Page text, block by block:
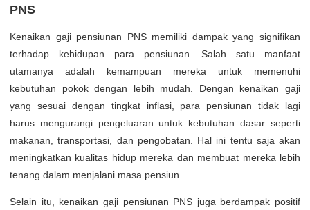
PNS
Kenaikan gaji pensiunan PNS memiliki dampak yang signifikan
terhadap kehidupan para pensiunan. Salah satu manfaat
utamanya adalah kemampuan mereka untuk memenuhi
kebutuhan pokok dengan lebih mudah. Dengan kenaikan gaji
yang sesuai dengan tingkat inflasi, para pensiunan tidak lagi
harus mengurangi pengeluaran untuk kebutuhan dasar seperti
makanan, transportasi, dan pengobatan. Hal ini tentu saja akan
meningkatkan kualitas hidup mereka dan membuat mereka lebih
tenang dalam menjalani masa pensiun.
Selain itu, kenaikan gaji pensiunan PNS juga berdampak positif